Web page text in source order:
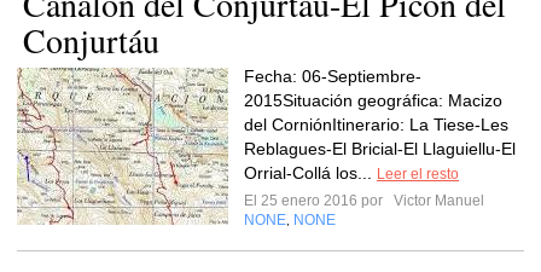
Conjurtáu
Fecha: 06-Septiembre-
2015Situación geográfica: Macizo
del CorniónItinerario: La Tiese-Les
Reblagues-El Bricial-El Llaguiellu-El
Orrial-Collá los...
Leer el resto
El 25 enero 2016 por
Victor Manuel
NONE NONE